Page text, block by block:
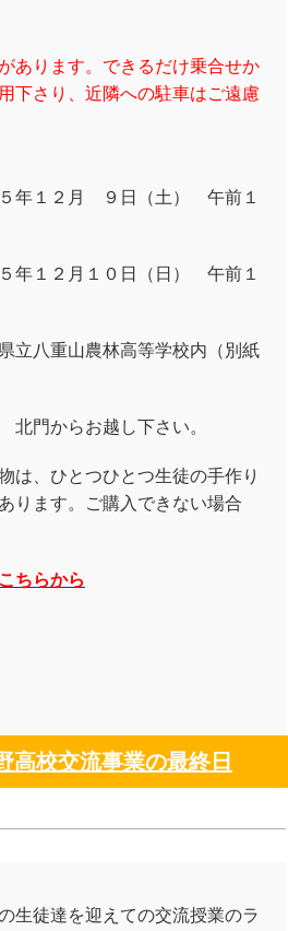
ります。できるだけ乗合せか
下さり、近隣への駐車はご遠慮
１２月 ９日（土） 午前１
１０日（日） 午前１
重山農林高等学校内（別紙
からお越し下さい。
、ひとつひとつ生徒の手作り
ります。ご購入できない場合
ちらから
高校交流事業の最終日
生徒達を迎えての交流授業のラ